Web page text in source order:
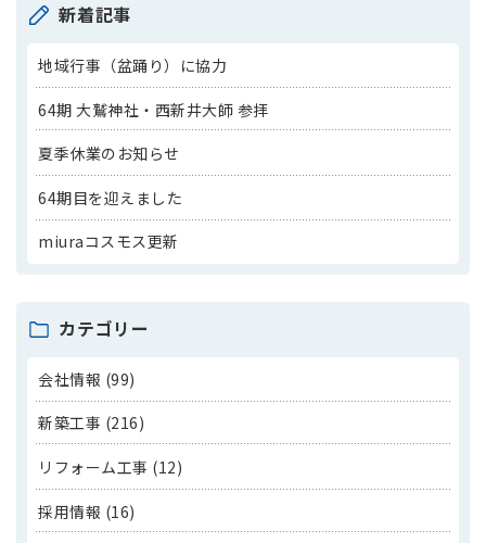
新着記事
地域行事（盆踊り）に協力
64期 大鷲神社・西新井大師 参拝
夏季休業のお知らせ
64期目を迎えました
miuraコスモス更新
カテゴリー
会社情報 (99)
新築工事 (216)
リフォーム工事 (12)
採用情報 (16)